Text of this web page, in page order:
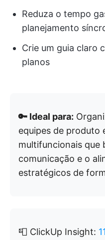
Reduza o tempo
planejamento
Crie um guia claro
planos
🔑 Ideal para:
equipes de produto
multifuncionais que
comunicação e o
estratégicos de
📮 ClickUp Insight: